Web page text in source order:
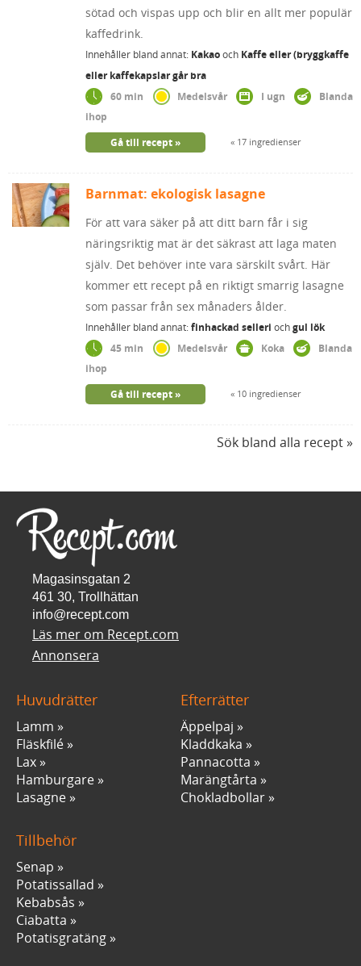
sötad och vispas upp och blir en allt mer populär
kaffedrink.
Innehåller bland annat: Kakaooch Kaffe eller (bryggkaffe
eller kaffekapslar går bra
60 min
Medelsvår I ugn
Blanda
ihop
17 ingredienser
Gå till recept
Barnmat: ekologisk lasagne
För att vara säker på att ditt barn får i sig
näringsriktig mat är det säkrast att laga maten
själv. Det behöver inte vara särskilt svårt. Här
kommer ett recept på en riktigt smarrig lasagne
som passar från sex månaders ålder.
Innehåller bland annat:finhackad selleri ochgul lök
45 min
Medelsvår Koka
Blanda
ihop
10 ingredienser
Gå till recept
Sök bland alla recept
Magasinsgatan 2
461 30, Trollhättan
info@recept.com
Läs mer om Recept.com
Annonsera
Huvudrätter
Lamm
Fläskfilé
Lax
Hamburgare
Lasagne
Efterrätter
Äppelpaj
Kladdkaka
Pannacotta
Marängtårta
Chokladbollar
Tillbehör
Senap
Potatissallad
Kebabsås
Ciabatta
Potatisgratäng